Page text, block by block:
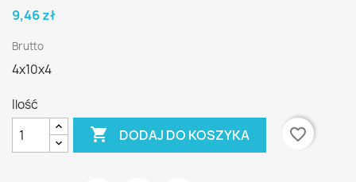
9,46 zł
Brutto
4x10x4
Ilość
 DODAJ DO KOSZYKA favorite_border